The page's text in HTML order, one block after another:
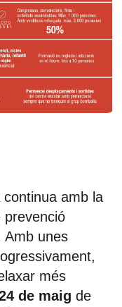
amb la
prevenció
Amb unes
més
de maig de